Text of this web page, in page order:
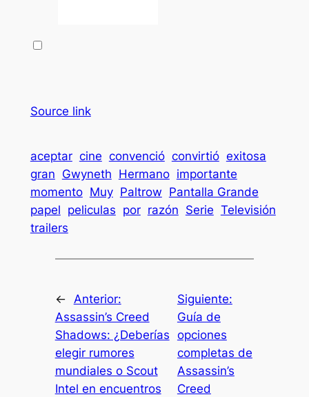
Source link
aceptar cine convenció convirtió exitosa
gran Gwyneth Hermano importante
momento Muy Paltrow Pantalla Grande
papel peliculas por razón Serie Televisión
trailers
← Anterior:
Assassin’s Creed
Shadows: ¿Deberías
elegir rumores
mundiales o Scout
Intel en encuentros
Siguiente:
Guía de
opciones
completas de
Assassin’s
Creed